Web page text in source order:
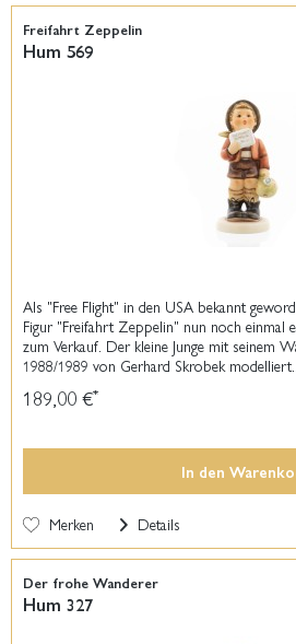
Freifahrt Zeppelin
Hum 569
Als "Free Flight" in den USA bekannt
Figur "Freifahrt Zeppelin" nun noch einmal
zum Verkauf. Der kleine Junge mit seinem
1988/1989 von Gerhard Skrobek modelliert...
189,00 €*
In den
Merken Details
Der frohe Wanderer
Hum 327